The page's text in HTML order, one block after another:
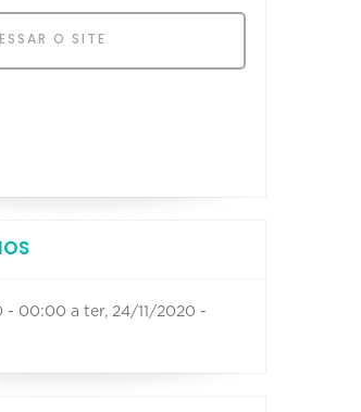
O SITE
- 00:00 a ter, 24/11/2020 -